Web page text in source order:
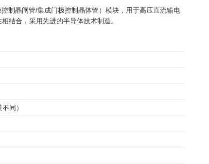
制晶闸管/集成门极控制晶体管）模块，用于高压直流输电
结合，采用先进的半导体技术制造。
同）